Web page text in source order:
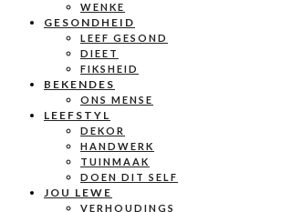
WENKE
GESONDHEID
LEEF GESOND
DIEET
FIKSHEID
BEKENDES
ONS MENSE
LEEFSTYL
DEKOR
HANDWERK
TUINMAAK
DOEN DIT SELF
JOU LEWE
VERHOUDINGS